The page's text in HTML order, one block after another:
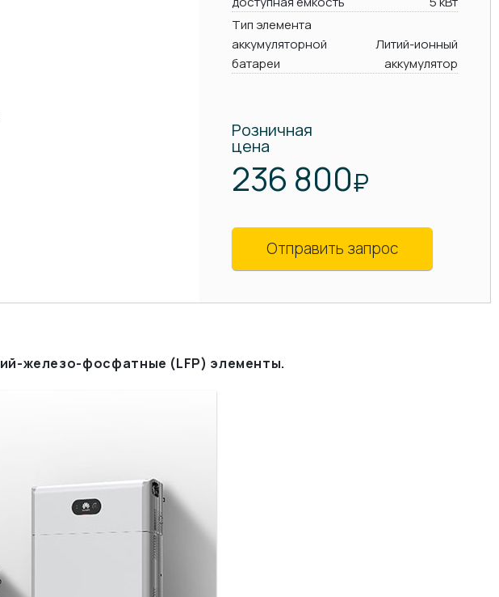
Тип элемента
аккумуляторной
батареи
Литий-ионный
аккумулятор
Розничная
цена
236 800₽
Отправить запрос
железо-фосфатные (LFP) элементы.